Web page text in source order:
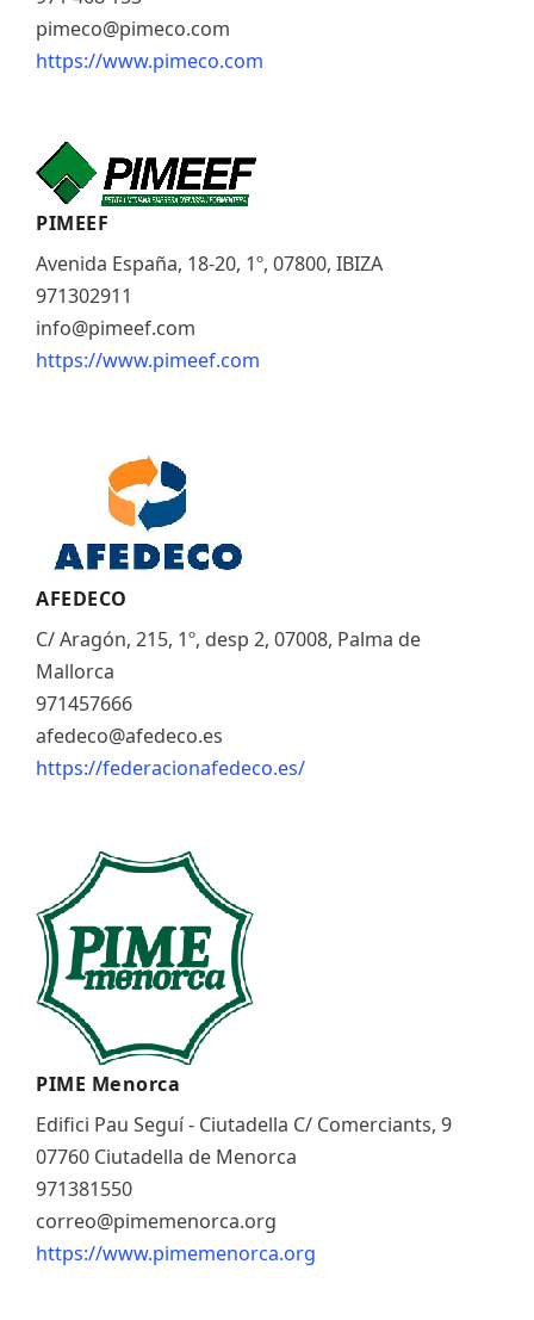
pimeco@pimeco.com
https://www.pimeco.com
PIMEEF
Avenida España, 18-20, 1º, 07800, IBIZA
971302911
info@pimeef.com
https://www.pimeef.com
AFEDECO
C/ Aragón, 215, 1º, desp 2, 07008, Palma de
Mallorca
971457666
afedeco@afedeco.es
https://federacionafedeco.es/
PIME Menorca
Edifici Pau Seguí - Ciutadella C/ Comerciants, 9
07760 Ciutadella de Menorca
971381550
correo@pimemenorca.org
https://www.pimemenorca.org